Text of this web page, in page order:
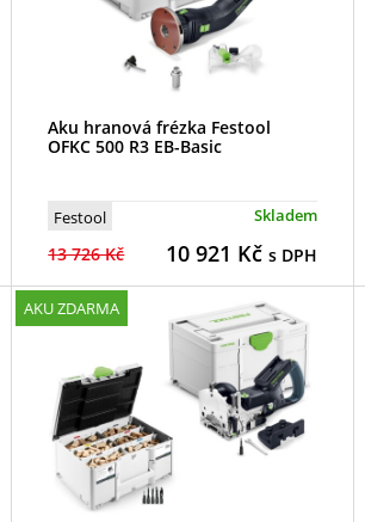
Aku hranová frézka Festool
OFKC 500 R3 EB-Basic
Festool Skladem
13 726 Kč 10 921 Kčs DPH
AKU ZDARMA